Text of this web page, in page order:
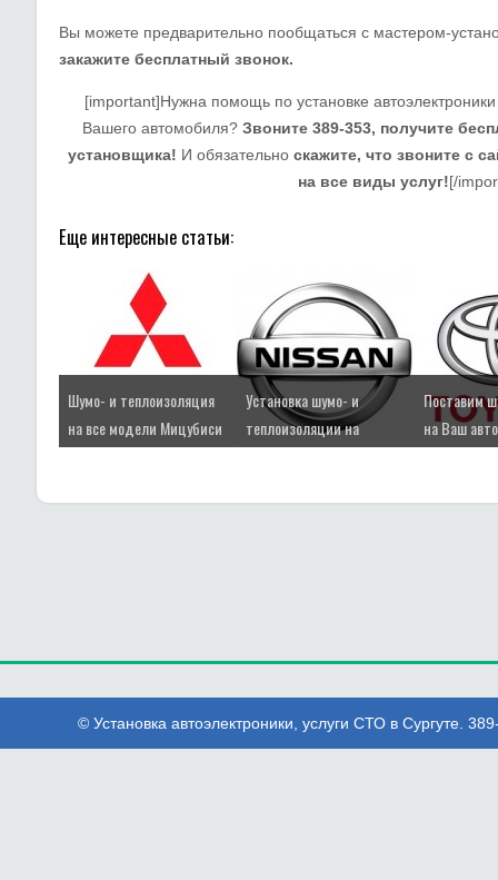
Вы можете предварительно пообщаться с мастером-
закажите бесплатный звонок.
[important]Нужна помощь по установке
Вашего автомобиля?Звоните 389-353, получите
установщика! И обязательноскажите, что звоните с
на все виды услуг![/
Еще интересные статьи:
Шумо- и теплоизоляция
на все модели Мицубиси
Установка шумо- и
теплоизоляции на
Ниссаны всех моделей
Поставим
на Ваш
Тойота в
© Установка автоэлектроники, услуги СТО в Сургуте.